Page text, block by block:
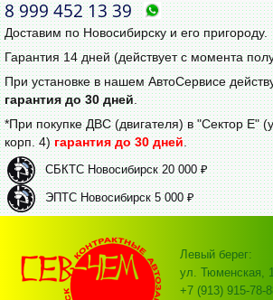
8 999 452 13 39
Доставим по Новосибирску и его пригороду.
Гарантия 14 дней (действует с момента
При установке в нашем АвтоСервисе
гарантия до 30 дней.
*При покупке ДВС (двигателя) в "Сектор Е"
корп. 4)гарантия до 30 дней.
СБКТС Новосибирск 20 000 ₽
ЭПТС Новосибирск 5 000 ₽
Левый берег:
ул. Тюменская,
+7 (913) 915-78-